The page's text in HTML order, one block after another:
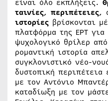
είναι όλο εκπλήξεις.
ταινίες, περιπέτειες,
ιστορίες βρίσκονται
πλατφόρμα της ΕΡΤ
ψυχολογικό θρίλερ
ρομαντική ιστορία
συγκλονιστικό νέο-
δυστοπική περιπέτεια
με τον Αντόνιο
καταδίωξη με τον